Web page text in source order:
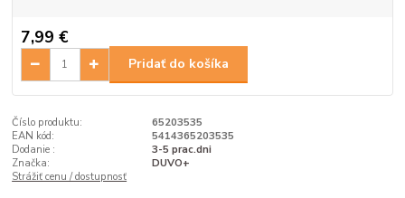
7,99 €
Pridať do košíka
Číslo produktu:
65203535
EAN kód:
5414365203535
Dodanie :
3-5 prac.dni
Značka:
DUVO+
Strážiť cenu / dostupnosť